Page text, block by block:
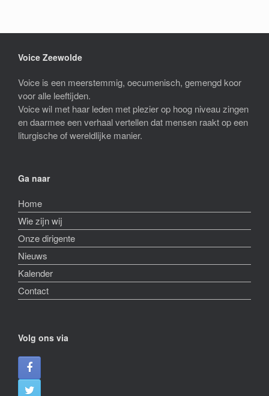
Voice Zeewolde
Voice is een meerstemmig, oecumenisch, gemengd koor
voor alle leeftijden.
Voice wil met haar leden met plezier op hoog niveau zingen
en daarmee een verhaal vertellen dat mensen raakt op een
liturgische of wereldlijke manier.
Ga naar
Home
Wie zijn wij
Onze dirigente
Nieuws
Kalender
Contact
Volg ons via